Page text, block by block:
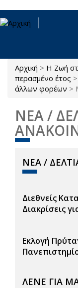
Παράκαμψη προς το
Είστε εδώ
Αρχική > Η Ζωή
περασμένο έτος >
άλλων φορέων >
ΝΕΑ /
ΝΕΑ /
Διεθνείς
Διακρίσεις
Εκλογή
ΛΕΝΕ ΓΙΑ